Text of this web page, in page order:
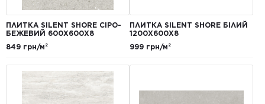
ПЛИТКА SILENT SHORE СІРО-
БЕЖЕВИЙ 600Х600Х8
849 грн/м²
ПЛИТКА SILENT SHORE БІЛИЙ
1200Х600Х8
999 грн/м²